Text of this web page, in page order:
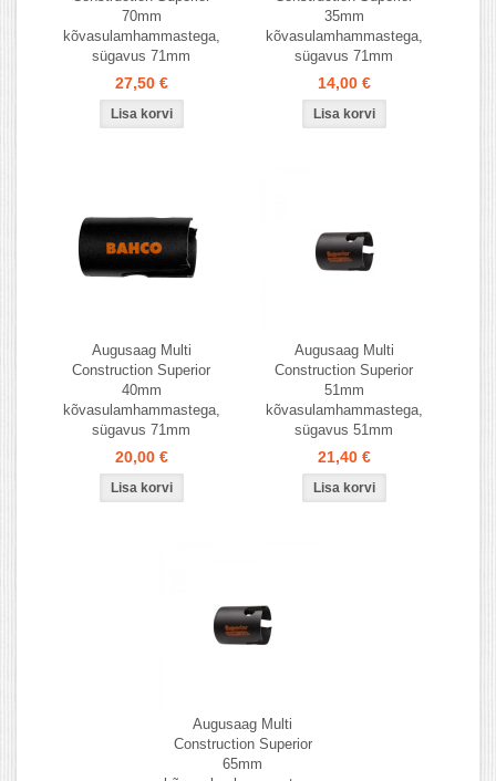
70mm
kõvasulamhammastega,
sügavus 71mm
27,50 €
35mm
kõvasulamhammastega,
sügavus 71mm
14,00 €
Augusaag Multi
Construction Superior
40mm
kõvasulamhammastega,
sügavus 71mm
20,00 €
Augusaag Multi
Construction Superior
51mm
kõvasulamhammastega,
sügavus 51mm
21,40 €
Augusaag Multi
Construction Superior
65mm